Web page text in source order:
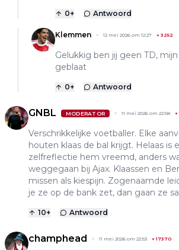
0+ Antwoord
Klemmen 12 mei 2026 om 12:27 + 3252
Gelukkig ben jij geen TD,
geblaat
0+ Antwoord
GNBL MODERATOR 11 mei 2026 om 22:58 +
Verschrikkelijke voetballer. Elke
houten klaas de bal krijgt. Helaas is
zelfreflectie hem vreemd, anders
weggegaan bij Ajax. Klaassen en
missen als kiespijn. Zogenaamde
je ze op de bank zet, dan gaan ze
10+ Antwoord
champhead 11 mei 2026 om 22:53 +17370